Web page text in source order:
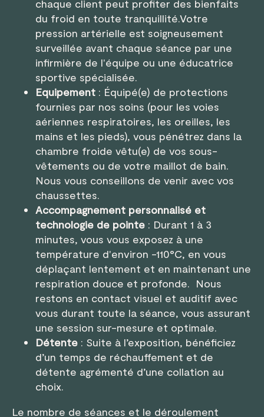
chaque client peut profiter des bienfaits
du froid en toute tranquillité.Votre
pression artérielle est soigneusement
surveillée avant chaque séance par une
infirmière de l'équipe ou une éducatrice
sportive spécialisée.
Equipement : Équipé(e) de protections
fournies par nos soins (pour les voies
aériennes respiratoires, les oreilles, les
mains et les pieds), vous pénétrez dans la
chambre froide vêtu(e) de vos sous-
vêtements ou de votre maillot de bain.
Nous vous conseillons de venir avec vos
chaussettes.
Accompagnement personnalisé et
technologie de pointe : Durant 1 à 3
minutes, vous vous exposez à une
température d'environ -110°C, en vous
déplaçant lentement et en maintenant une
respiration douce et profonde. Nous
restons en contact visuel et auditif avec
vous durant toute la séance, vous assurant
une session sur-mesure et optimale.
Détente : Suite à l’exposition, bénéficiez
d’un temps de réchauffement et de
détente agrémenté d’une collation au
choix.
Le nombre de séances et le déroulement